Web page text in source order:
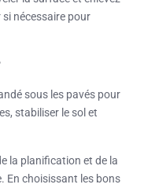
nécessaire pour
sous les pavés pour
stabiliser le sol et
la planification et de la
En choisissant les bons